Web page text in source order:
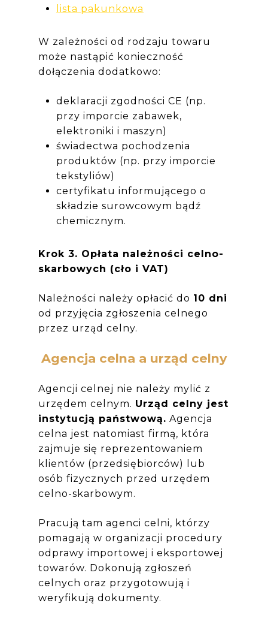
lista pakunkowa
W zależności od rodzaju towaru
może nastąpić konieczność
dołączenia dodatkowo:
deklaracji zgodności CE (np.
przy imporcie zabawek,
elektroniki i maszyn)
świadectwa pochodzenia
produktów (np. przy imporcie
tekstyliów)
certyfikatu informującego o
składzie surowcowym bądź
chemicznym.
Krok 3. Opłata należności celno-
skarbowych (cło i VAT)
Należności należy opłacić do 10 dni
od przyjęcia zgłoszenia celnego
przez urząd celny.
Agencja celna a urząd celny
Agencji celnej nie należy mylić z
urzędem celnym. Urząd celny jest
instytucją państwową. Agencja
celna jest natomiast firmą, która
zajmuje się reprezentowaniem
klientów (przedsiębiorców) lub
osób fizycznych przed urzędem
celno-skarbowym.
Pracują tam agenci celni, którzy
pomagają w organizacji procedury
odprawy importowej i eksportowej
towarów. Dokonują zgłoszeń
celnych oraz przygotowują i
weryfikują dokumenty.